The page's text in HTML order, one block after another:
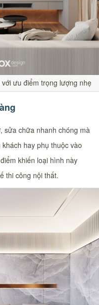
ưu điểm trọng lượng nhẹ
sửa chữa nhanh chóng mà
hay phụ thuộc vào
khiến loại hình này
thi công nội thất.